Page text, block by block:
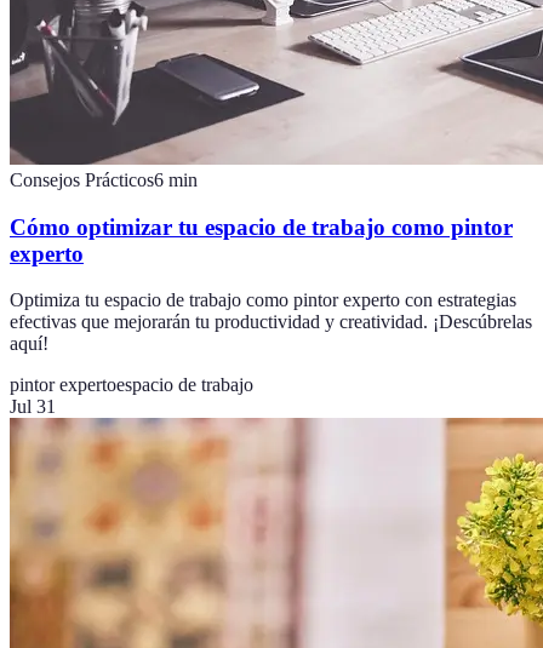
Consejos Prácticos6 min
Cómo optimizar tu espacio de trabajo como pintor
experto
Optimiza tu espacio de trabajo como pintor experto con estrategias
efectivas que mejorarán tu productividad y creatividad. ¡Descúbrelas
aquí!
pintor expertoespacio de trabajo
Jul 31